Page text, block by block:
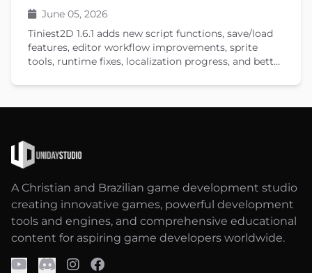
June 05, 2026
Tiniest2D 1.6.1 adds new script functions, save/load
features, editor workflow improvements, sprite
tools, runtime fixes, localization progress, and better
A Christian and Brazilian game development studio
creating innovative games, powerful development
tools and engines, and comprehensive educational
content for aspiring game developers worldwide.